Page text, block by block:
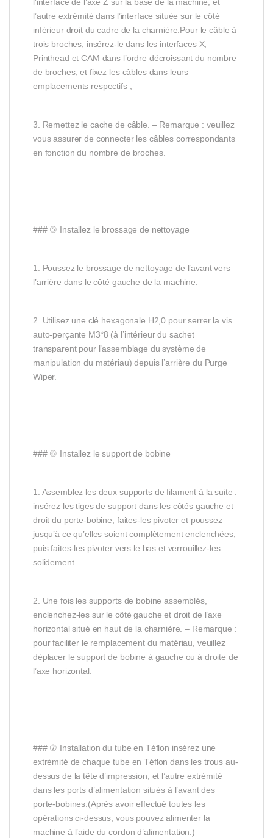
l’interface de l’axe Z sur la base de la machine, et
l’autre extrémité dans l’interface située sur le côté
inférieur droit du cadre de la charnière.Pour le câble à
trois broches, insérez-le dans les interfaces X,
Printhead et CAM dans l’ordre décroissant du nombre
de broches, et fixez les câbles dans leurs
emplacements respectifs ;
3. Remettez le cache de câble. – Remarque : veuillez
vous assurer de connecter les câbles correspondants
en fonction du nombre de broches.
—
### ⑤ Installez le brossage de nettoyage
1. Poussez le brossage de nettoyage de l’avant vers
l’arrière dans le côté gauche de la machine.
2. Utilisez une clé hexagonale H2,0 pour serrer la vis
auto-perçante M3*8 (à l’intérieur du sachet
transparent pour l’assemblage du système de
manipulation du matériau) depuis l’arrière du Purge
Wiper.
—
### ⑥ Installez le support de bobine
1. Assemblez les deux supports de filament à la suite :
insérez les tiges de support dans les côtés gauche et
droit du porte-bobine, faites-les pivoter et poussez
jusqu’à ce qu’elles soient complètement enclenchées,
puis faites-les pivoter vers le bas et verrouillez-les
solidement.
2. Une fois les supports de bobine assemblés,
enclenchez-les sur le côté gauche et droit de l’axe
horizontal situé en haut de la charnière. – Remarque :
pour faciliter le remplacement du matériau, veuillez
déplacer le support de bobine à gauche ou à droite de
l’axe horizontal.
—
### ⑦ Installation du tube en Téflon insérez une
extrémité de chaque tube en Téflon dans les trous au-
dessus de la tête d’impression, et l’autre extrémité
dans les ports d’alimentation situés à l’avant des
porte-bobines.(Après avoir effectué toutes les
opérations ci-dessus, vous pouvez alimenter la
machine à l’aide du cordon d’alimentation.) –